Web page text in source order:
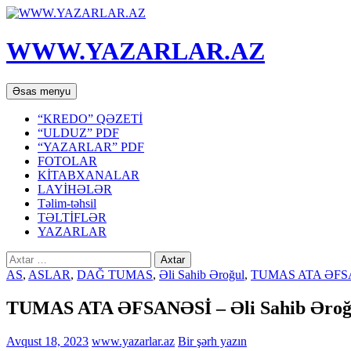
WWW.YAZARLAR.AZ
Axtar
Əsas menyu Mühtəviyyata
keç
“KREDO” QƏZETİ
“ULDUZ” PDF
“YAZARLAR” PDF
FOTOLAR
KİTABXANALAR
LAYİHƏLƏR
Təlim-təhsil
TƏLTİFLƏR
YAZARLAR
Axtarış:
AS, ASLAR, DAĞ TUMAS, Əli Sahib Əroğul, TUMAS ATA
TUMAS ATA ƏFSANƏSİ – Əli Sahib
Avqust 18, 2023 www.yazarlar.az Bir şərh yazın